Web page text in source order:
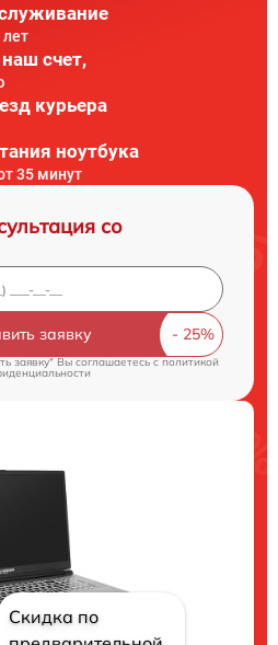
лет
счет,
курьера
ноутбука
35 минут
со
заявку
заявку" Вы соглашаетесь cполитикой
Скидка по